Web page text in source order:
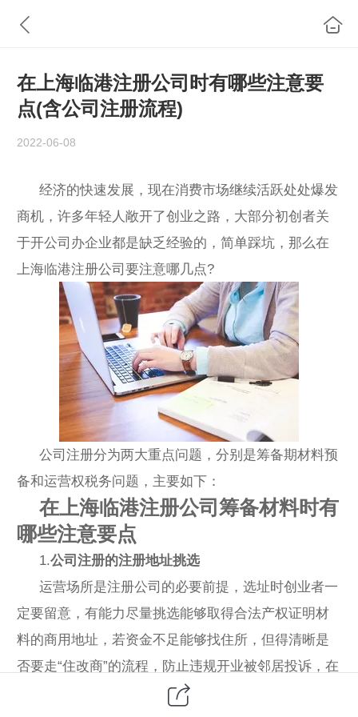
在上海临港注册公司时有哪些注意要
点(含公司注册流程)
2022-06-08
经济的快速发展，现在消费市场继续活跃处处爆发
商机，许多年轻人敞开了创业之路，大部分初创者关
于开公司办企业都是缺乏经验的，简单踩坑，那么在
上海临港注册公司要注意哪几点?
公司注册分为两大重点问题，分别是筹备期材料预
备和运营权税务问题，主要如下：
在上海临港注册公司筹备材料时有
哪些注意要点
1.公司注册的注册地址挑选
运营场所是注册公司的必要前提，选址时创业者一
定要留意，有能力尽量挑选能够取得合法产权证明材
料的商用地址，若资金不足能够找住所，但得清晰是
否要走“住改商”的流程，防止违规开业被邻居投诉，在
注册之前应提早了解到所从事的职业是否对注册地址